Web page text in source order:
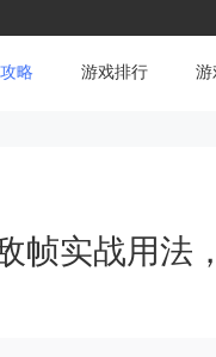
略 游戏排行 游
帧实战用法